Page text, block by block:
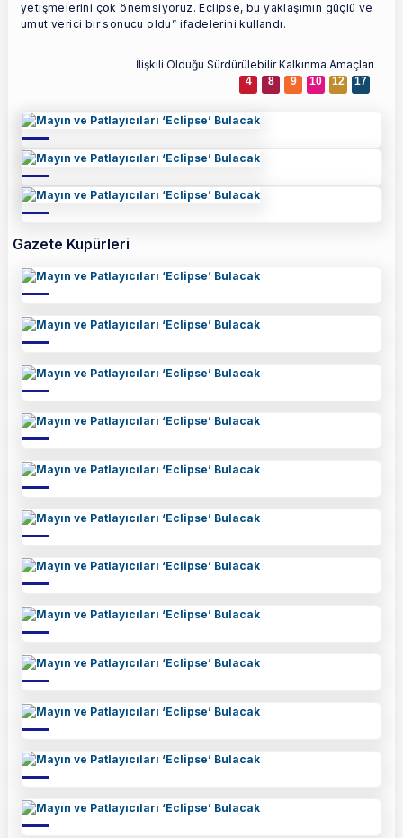
yetişmelerini çok önemsiyoruz. Eclipse, bu yaklaşımın güçlü ve
umut verici bir sonucu oldu” ifadelerini kullandı.
İlişkili Olduğu Sürdürülebilir Kalkınma Amaçları
4 8 9 10 12 17
Gazete Kupürleri